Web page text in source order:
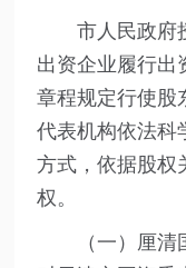
市人民政府
出资企业履行出
章程规定行使股
代表机构依法科
方式，依据股权
权。
（一）厘